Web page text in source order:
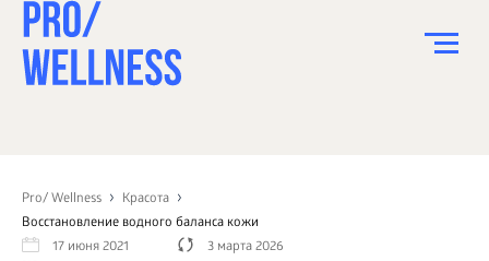
Pro/ Wellness
Красота
Восстановление водного баланса кожи
17 июня 2021
3 марта 2026
СПОРТ
ЗДОРОВЬЕ